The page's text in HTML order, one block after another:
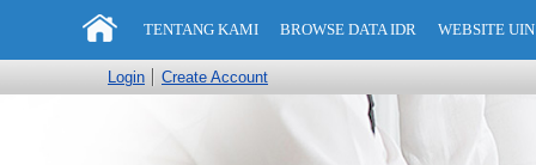
TENTANG KAMI BROWSE DATA IDR WEBSITE
Login Create Account